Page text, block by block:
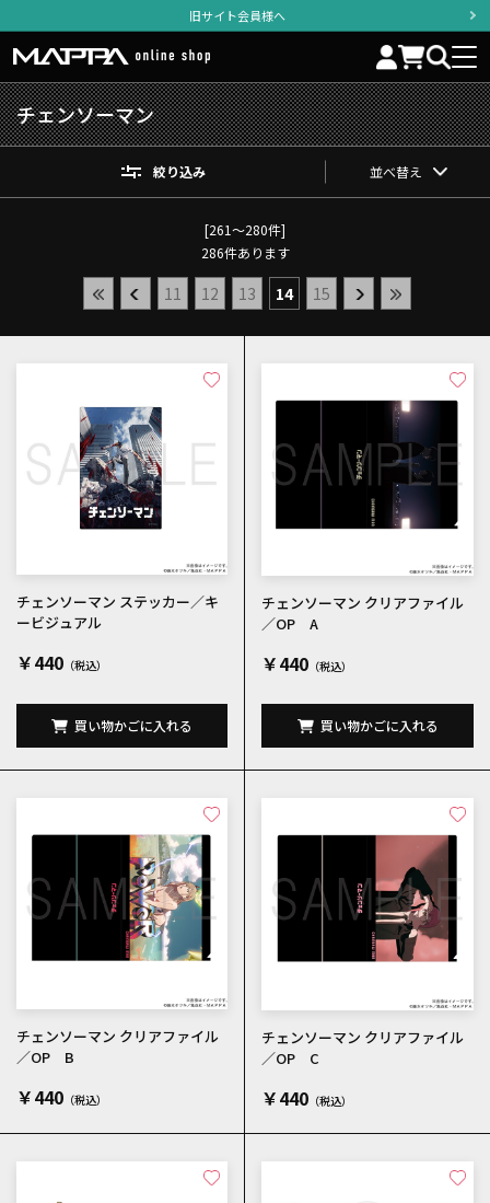
旧サイト会員様へ
チェンソーマン
絞り込み 並べ替え
[261～280件]
286件あります
11 12 13 14 15
チェンソーマン ステッカー／キ
ービジュアル
￥440
買い物かごに入れる
チェンソーマン クリアファイル
／OP A
￥440
買い物かごに入れる
チェンソーマン クリアファイル
／OP B
￥440
チェンソーマン クリアファイル
／OP C
￥440